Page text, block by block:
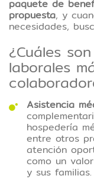
paquete de
propuesta, y
necesidades,
¿Cuáles
laborales
Asistencia
hospedería
entre otros
atención
como un
y sus familias.